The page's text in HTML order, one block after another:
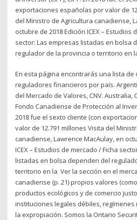
exportaciones españolas por valor de
del Ministro de Agricultura canadiense,
octubre de 2018 Edición ICEX – Estudios
sector: Las empresas listadas en bolsa
regulador de la provincia o territorio en
En esta página encontrarás una lista de
reguladores financieros por país.
del Mercado de Valores, CNV. Australia,
Fondo Canadiense de Protección al
2018 fue el sexto cliente (con
valor de 12.791 millones Visita del
canadiense, Lawrence MacAulay, en
ICEX – Estudios de mercado / Ficha
listadas en bolsa dependen del
territorio en la Ver la sección en el
canadiense (p. 21) propios valores
productos ecológicos y de comercio
instituciones legales débiles,
la expropiación. Somos la Ontario